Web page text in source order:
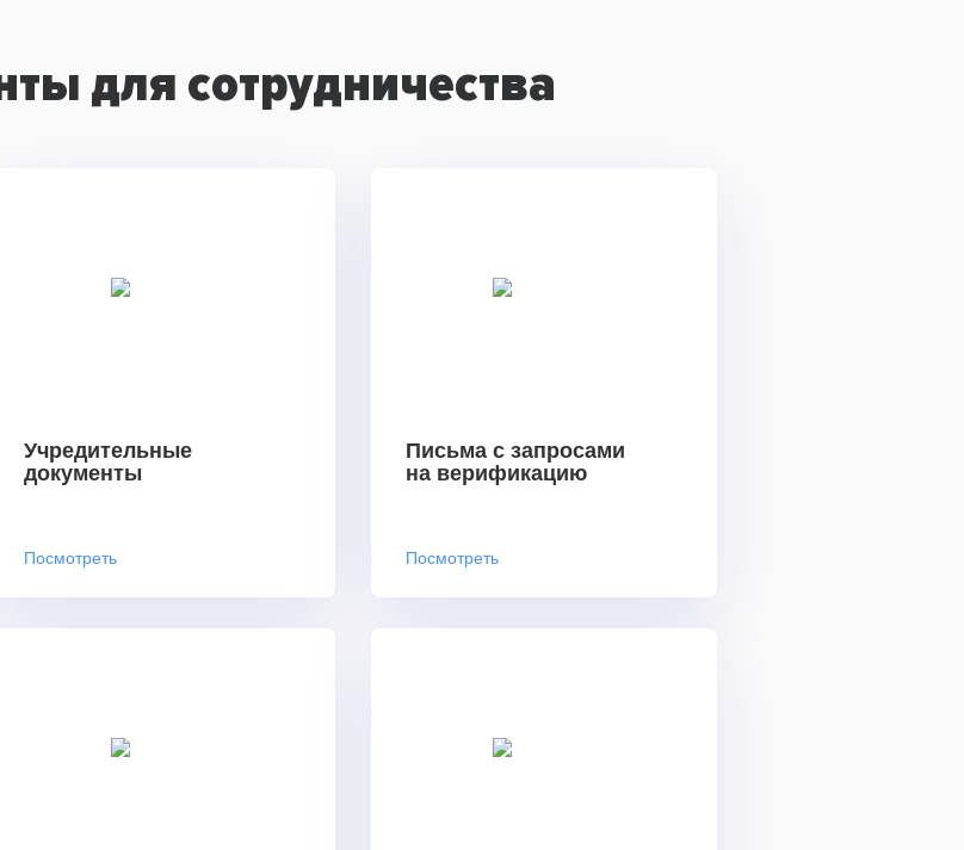
для сотрудничества
Учредительные
документы
Посмотреть
Письма с запросами
на верификацию
Посмотреть